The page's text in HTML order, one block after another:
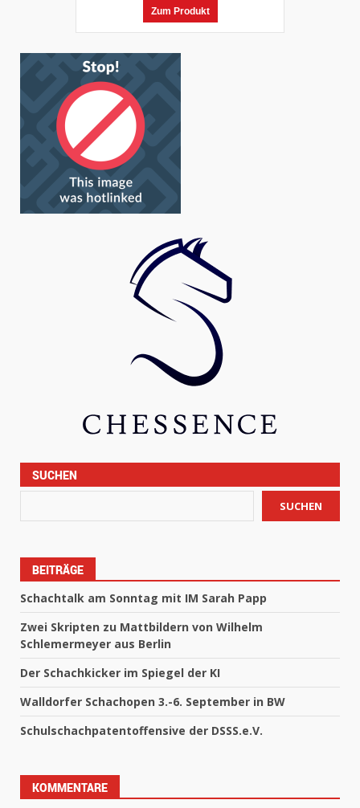
Zum Produkt
SUCHEN
SUCHEN
BEITRÄGE
Schachtalk am Sonntag mit IM Sarah Papp
Zwei Skripten zu Mattbildern von Wilhelm
Schlemermeyer aus Berlin
Der Schachkicker im Spiegel der KI
Walldorfer Schachopen 3.-6. September in BW
Schulschachpatentoffensive der DSSS.e.V.
KOMMENTARE